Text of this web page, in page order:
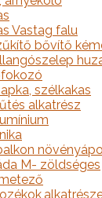
Vastag falu
bővítő
szélkakas
alkatrész
M- zöldséges